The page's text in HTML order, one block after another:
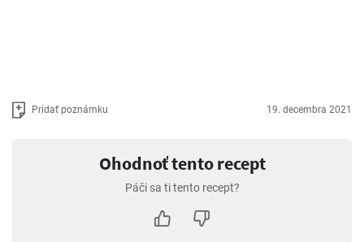
Pridať poznámku 19. decembra 2021
Ohodnoť tento recept
Páči sa ti tento recept?